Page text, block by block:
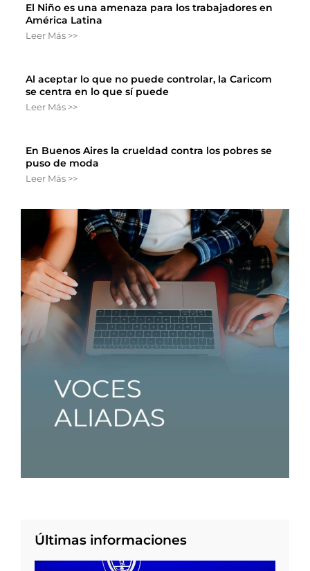
El Niño es una amenaza para los trabajadores en
América Latina
Leer Más >>
Al aceptar lo que no puede controlar, la Caricom
se centra en lo que sí puede
Leer Más >>
En Buenos Aires la crueldad contra los pobres se
puso de moda
Leer Más >>
Últimas informaciones